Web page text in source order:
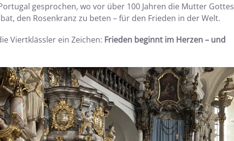
gesprochen, wo vor über 100 Jahren die Mutter Gottes
den Rosenkranz zu beten – für den Frieden in der Welt.
Viertklässler ein Zeichen: Frieden beginnt im Herzen – und